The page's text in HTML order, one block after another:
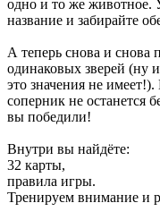
одно и то же животное.
название и забирайте
А теперь снова и снова
одинаковых зверей (ну
это значения не
соперник не останется
вы победили!
Внутри вы найдёте:
32 карты,
правила игры.
Тренируем внимание и